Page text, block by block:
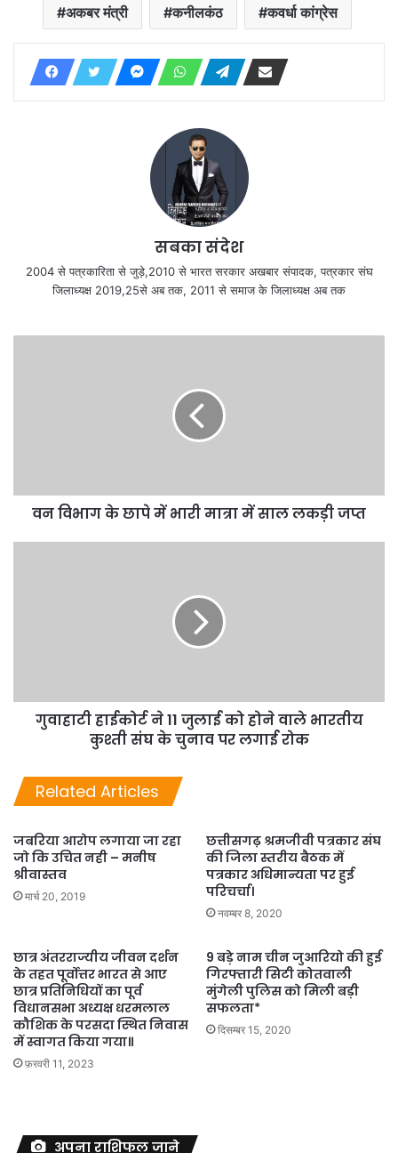
अकबर मंत्री कनीलकंठ कवर्धा कांग्रेस
सबका संदेश
2004 से पत्रकारिता से जुड़े,2010 से भारत सरकार अखबार संपादक, पत्रकार संघ
जिलाध्यक्ष 2019,25से अब तक, 2011 से समाज के जिलाध्यक्ष अब तक
वन विभाग के छापे में भारी मात्रा में साल लकड़ी जप्त
गुवाहाटी हाईकोर्ट ने 11 जुलाई को होने वाले भारतीय
कुश्ती संघ के चुनाव पर लगाई रोक
Related Articles
जबरिया आरोप लगाया जा रहा
जो कि उचित नही – मनीष
श्रीवास्तव
मार्च 20, 2019
छत्तीसगढ़ श्रमजीवी पत्रकार संघ
की जिला स्तरीय बैठक में
पत्रकार अधिमान्यता पर हुई
परिचर्चा।
नवम्बर 8, 2020
छात्र अंतरराज्यीय जीवन दर्शन
के तहत पूर्वोत्तर भारत से आए
छात्र प्रतिनिधियों का पूर्व
विधानसभा अध्यक्ष धरमलाल
कौशिक के परसदा स्थित निवास
में स्वागत किया गया॥
फ़रवरी 11, 2023
9 बड़े नाम चीन जुआरियो की हुई
गिरफ्तारी सिटी कोतवाली
मुंगेली पुलिस को मिली बड़ी
सफलता*
दिसम्बर 15, 2020
अपना राशिफल जाने